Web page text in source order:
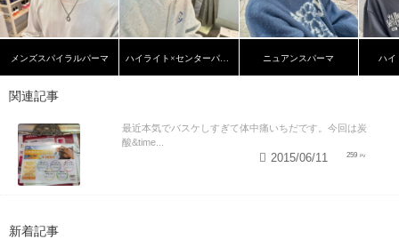
メンズスパイラルパーマ ニュアンスパーマ ハイ
関連記事
最近本気でバスケしすぎて体中痛いちだです。今回は炭
酸&time...
259
2015/06/11
新着記事